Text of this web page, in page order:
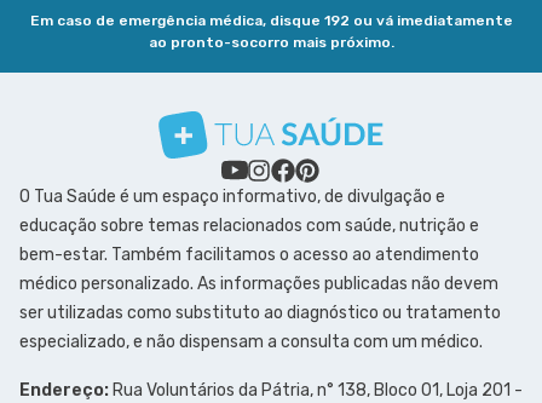
Em caso de emergência médica, disque 192 ou vá imediatamente
ao pronto-socorro mais próximo.
O Tua Saúde é um espaço informativo, de divulgação e
educação sobre temas relacionados com saúde, nutrição e
bem-estar. Também facilitamos o acesso ao atendimento
médico personalizado. As informações publicadas não devem
ser utilizadas como substituto ao diagnóstico ou tratamento
especializado, e não dispensam a consulta com um médico.
Endereço: Rua Voluntários da Pátria, n° 138, Bloco 01, Loja 201 -